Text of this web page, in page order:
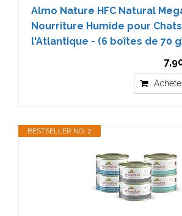
Almo Nature HFC Natural
Nourriture Humide pour
l'Atlantique - (6 boîtes de 70
BESTSELLER NO. 2